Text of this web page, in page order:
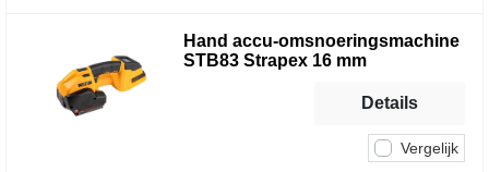
Hand accu-omsnoeringsmachine
STB83 Strapex 16 mm
Vergelijk
Details